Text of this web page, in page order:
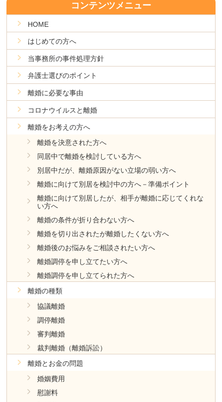
コンテンツメニュー
HOME
はじめての方へ
当事務所の事件処理方針
弁護士選びのポイント
離婚に必要な事由
コロナウイルスと離婚
離婚をお考えの方へ
離婚を決意された方へ
同居中で離婚を検討している方へ
別居中だが、離婚原因がない立場の弱い方へ
離婚に向けて別居を検討中の方へ－準備ポイント
離婚に向けて別居したが、相手が離婚に応じてくれな
い方へ
離婚の条件が折り合わない方へ
離婚を切り出されたが離婚したくない方へ
離婚後のお悩みをご相談されたい方へ
離婚調停を申し立てたい方へ
離婚調停を申し立てられた方へ
離婚の種類
協議離婚
調停離婚
審判離婚
裁判離婚（離婚訴訟）
離婚とお金の問題
婚姻費用
慰謝料